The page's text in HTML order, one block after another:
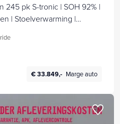
245 pk S-tronic | SOH 92% |
| Stoelverwarming |
€ 33.849,- Marge auto